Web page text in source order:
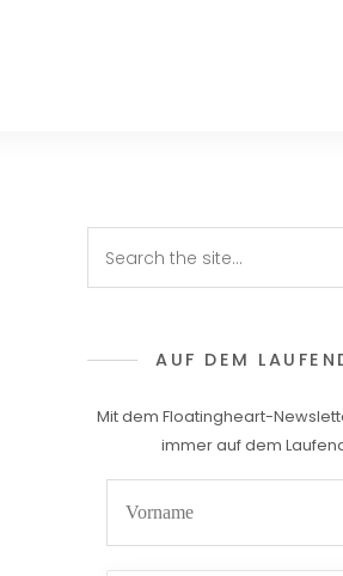
AUF DEM
Mit dem Floatingheart-
immer auf dem